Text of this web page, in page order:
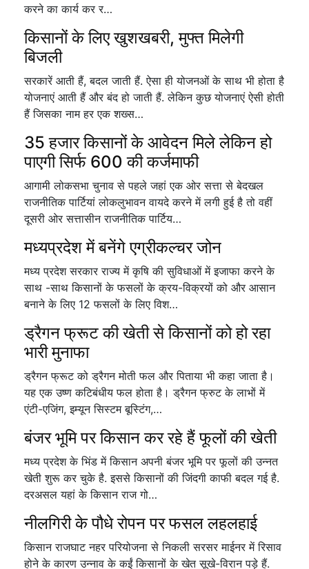
करने का कार्य कर र…
किसानों के लिए खुशखबरी, मुफ्त मिलेगी
बिजली
सरकारें आती हैं, बदल जाती हैं. ऐसा ही योजनओं के साथ भी होता है
योजनाएं आती हैं और बंद हो जाती हैं. लेकिन कुछ योजनाएं ऐसी होती
हैं जिसका नाम हर एक शख्स…
35 हजार किसानों के आवेदन मिले लेकिन हो
पाएगी सिर्फ 600 की कर्जमाफी
आगामी लोकसभा चुनाव से पहले जहां एक ओर सत्ता से बेदखल
राजनीतिक पार्टियां लोकलुभावन वायदे करने में लगी हुई है तो वहीं
दूसरी ओर सत्तासीन राजनीतिक पार्टिय…
मध्यप्रदेश में बनेंगे एग्रीकल्चर जोन
मध्य प्रदेश सरकार राज्य में कृषि की सुविधाओं में इजाफा करने के
साथ -साथ किसानों के फसलों के क्रय-विक्रयों को और आसान
बनाने के लिए 12 फसलों के लिए विश…
ड्रैगन फ्रूट की खेती से किसानों को हो रहा
भारी मुनाफा
ड्रैगन फ्रूट को ड्रैगन मोती फल और पिताया भी कहा जाता है।
यह एक उष्ण कटिबंधीय फल होता है। ड्रैगन फ्रुट के लाभों में
एंटी-एजिंग, इम्यून सिस्टम बूस्टिंग,…
बंजर भूमि पर किसान कर रहे हैं फूलों की खेती
मध्य प्रदेश के भिंड में किसान अपनी बंजर भूमि पर फूलों की उन्नत
खेती शुरू कर चुके है. इससे किसानों की जिंदगी काफी बदल गई है.
दरअसल यहां के किसान राज गो…
नीलगिरी के पौधे रोपन पर फसल लहलहाई
किसान राजघाट नहर परियोजना से निकली सरसर माईनर में रिसाव
होने के कारण उन्नाव के कईं किसानों के खेत सूखे-विरान पड़े हैं.